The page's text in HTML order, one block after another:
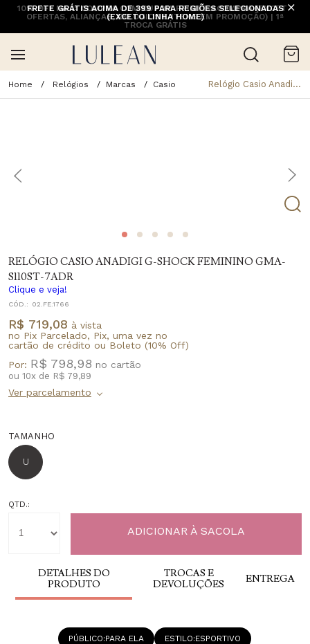
10% OFF NA 1ª COMPRA COM CUPOM PRIMEIRACOMPRA (EXCETO
OFERTAS, ALIANÇAS, RELÓGIOS E ITENS EM PROMOÇÃO) | 1ª
TROCA GRÁTIS
FRETE GRÁTIS ACIMA DE 399 PARA REGIÕES SELECIONADAS
(EXCETO LINHA HOME)
Relógios Marcas Casio Relógio Casio Anadigi G-Shock Feminino Gma-S110st-7Adr
RELÓGIO CASIO ANADIGI G-SHOCK FEMININO GMA-
S110ST-7ADR
Clique e veja!
CÓD.: 02.FE.1766
R$ 719,08 à vista
no Pix Parcelado, Pix, uma vez no
cartão de crédito ou Boleto (10% Off)
Por: R$ 798,98
ou 10x de R$ 79,89
TAMANHO
U
QTD.:
DETALHES DO
PRODUTO
TROCAS E
DEVOLUÇÕES
ENTREGA
PÚBLICO PARA ELA ESTILO ESPORTIVO